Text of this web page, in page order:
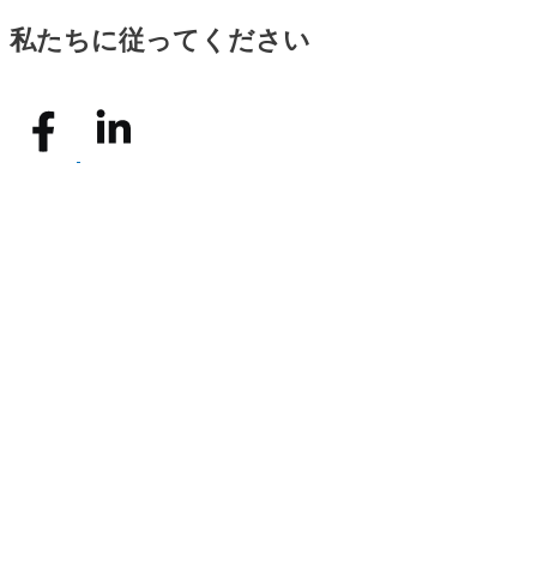
私たちに従ってください